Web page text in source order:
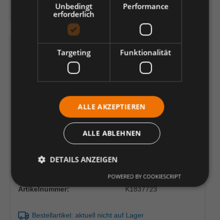
In den Warenkorb
TheraBand 2,5 m, schwarz/spez. starkinkl.
Türanker-Tasche m. ÜbungsanleitungUK =
Artikelnummer: K1837723
Bestellartikel: aktuell nicht auf Lager
Unbedingt
erforderlich
Performance
Targeting Funktionalität
ALLE AKZEPTIEREN
ALLE ABLEHNEN
DETAILS ANZEIGEN
POWERED BY COOKIESCRIPT